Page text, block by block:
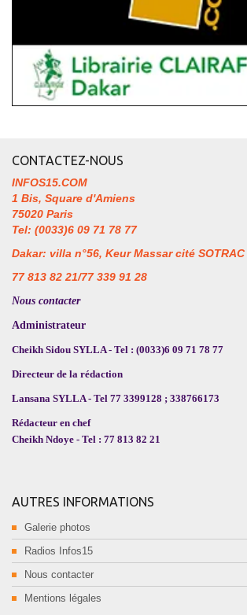
CONTACTEZ-NOUS
INFOS15.COM
1 Bis, Square d'Amiens
75020 Paris
Tel: (0033)6 09 71 78 77
Dakar: villa n°56, Keur Massar cité SOTRAC
77 813 82 21/77 339 91 28
Nous contacter
Administrateur
Cheikh Sidou SYLLA - Tel : (0033)6 09 71 78 77
Directeur de la rédaction
Lansana SYLLA - Tel 77 3399128 ; 338766173
Rédacteur en chef
Cheikh Ndoye - Tel : 77 813 82 21
AUTRES INFORMATIONS
Galerie photos
Radios Infos15
Nous contacter
Mentions légales